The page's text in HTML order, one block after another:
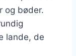
og bøder.
lande, de